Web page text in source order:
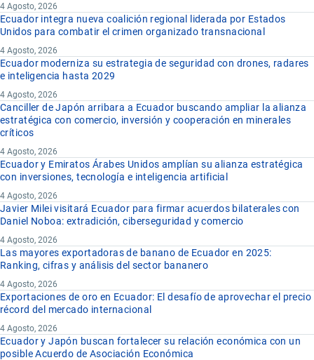
4 Agosto, 2026
Ecuador integra nueva coalición regional liderada por Estados
Unidos para combatir el crimen organizado transnacional
4 Agosto, 2026
Ecuador moderniza su estrategia de seguridad con drones, radares
e inteligencia hasta 2029
4 Agosto, 2026
Canciller de Japón arribara a Ecuador buscando ampliar la alianza
estratégica con comercio, inversión y cooperación en minerales
críticos
4 Agosto, 2026
Ecuador y Emiratos Árabes Unidos amplían su alianza estratégica
con inversiones, tecnología e inteligencia artificial
4 Agosto, 2026
Javier Milei visitará Ecuador para firmar acuerdos bilaterales con
Daniel Noboa: extradición, ciberseguridad y comercio
4 Agosto, 2026
Las mayores exportadoras de banano de Ecuador en 2025:
Ranking, cifras y análisis del sector bananero
4 Agosto, 2026
Exportaciones de oro en Ecuador: El desafío de aprovechar el precio
récord del mercado internacional
4 Agosto, 2026
Ecuador y Japón buscan fortalecer su relación económica con un
posible Acuerdo de Asociación Económica